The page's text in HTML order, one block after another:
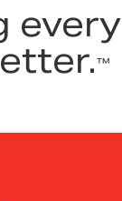
every
™